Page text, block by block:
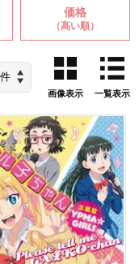
価格
（高い順）
画像表示 一覧表示